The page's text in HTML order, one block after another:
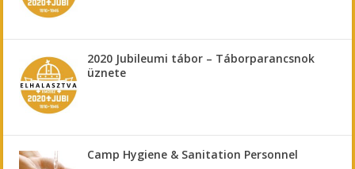
2020 Jubileumi tábor – Táborparancsnok
üznete
Camp Hygiene & Sanitation Personnel